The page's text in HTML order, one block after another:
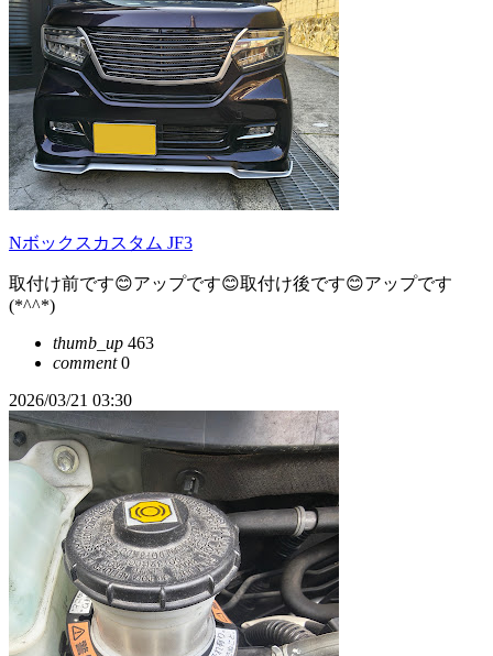
Nボックスカスタム JF3
取付け前です😊アップです😊取付け後です😊アップです
(*^^*)
thumb_up 463
comment0
2026/03/21 03:30